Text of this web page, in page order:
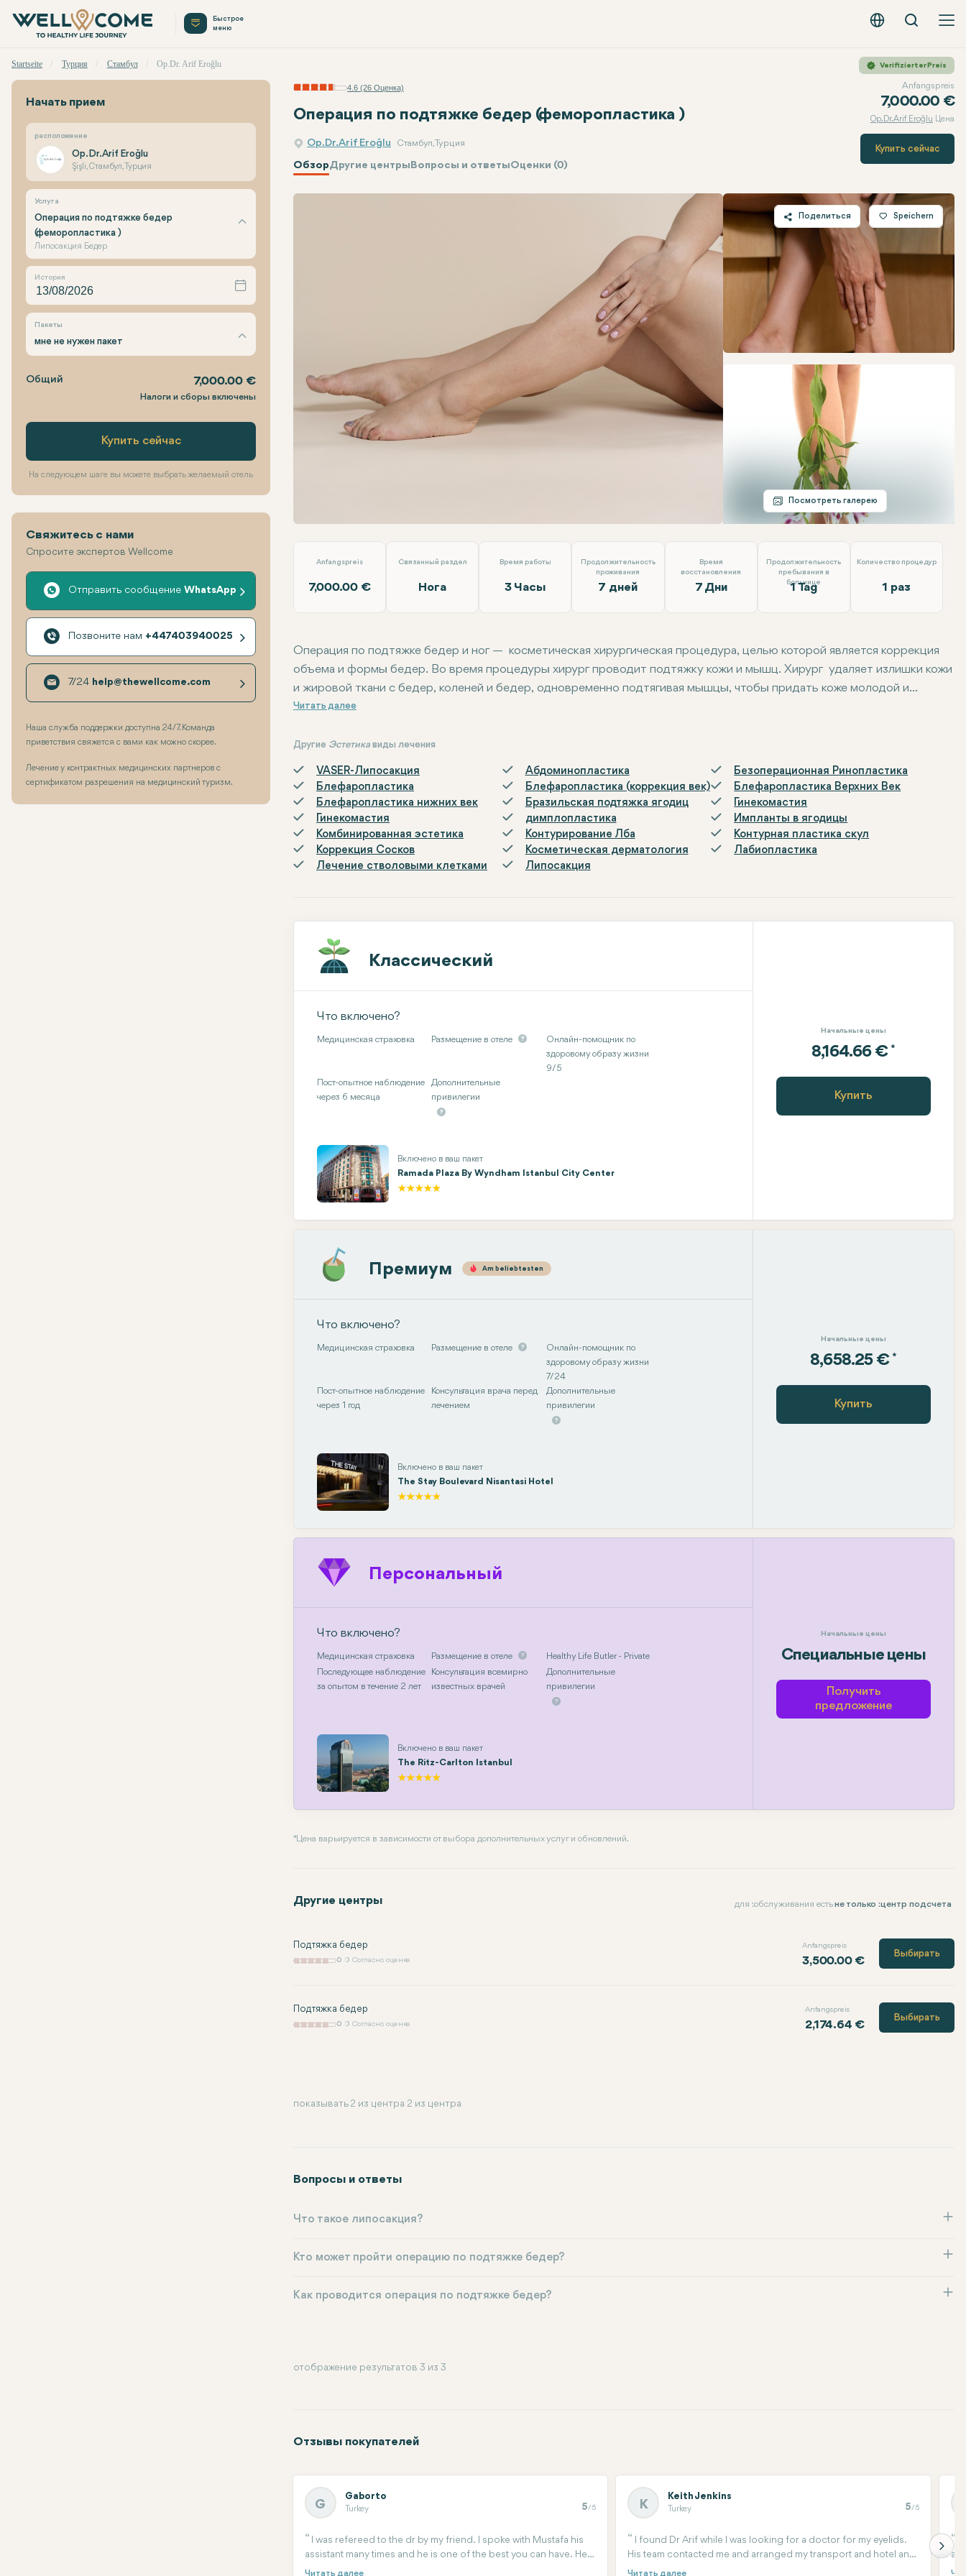
Русский - EUR
Вызов
Быстрое
меню
Startseite Турция Стамбул Op.Dr. Arif Eroğlu
4.6 (26 Оценка)
Операция по подтяжке бедер (феморопластика )
Op.Dr. Arif Eroğlu Стамбул, Турция
ОбзорДругие центрыВопросы и ответыОценки (0)
Verifizierter Preis
Anfangspreis
7,000.00 €
Op.Dr. Arif Eroğlu Цена
Купить сейчас
Поделиться
Twitter
Facebook
Электронная почта
Speichern
Посмотреть галерею
Anfangspreis
7,000.00 €
Связанный раздел
Нога
Время работы
3 Часы
Продолжительность
проживания
7 дней
Время
восстановления
7 Дни
Продолжительность
пребывания в
больнице
1 Tag
Количество процедур
1 раз
Операция по подтяжке бедер и ног — косметическая хирургическая процедура, целью которой является коррекция
объема и формы бедер. Во время процедуры хирург проводит подтяжку кожи и мышц. Хирург удаляет излишки кожи
и жировой ткани с бедер, коленей и бедер, одновременно подтягивая мышцы, чтобы придать коже молодой и
упругий вид. Эта операция устраняет нежелательные деформации ног, обеспечивая четкий контур тела.
Другие Эстетика виды лечения
VASER-Липосакция Абдоминопластика
Безоперационная Ринопластика
Блефаропластика
Блефаропластика (коррекция век)
Блефаропластика Верхних Век
Блефаропластика нижних век
Бразильская подтяжка ягодиц
Гинекомастия
Гинекомастия
димплопластика
Импланты в ягодицы
Комбинированная эстетика
Контурирование Лба
Контурная пластика скул
Коррекция Сосков
Косметическая дерматология
Лабиопластика
Лечение стволовыми клетками
Липосакция
Классический
Что включено?
Медицинская страховка Размещение в отеле
Онлайн-помощник по
здоровому образу жизни
9/5
Пост-опытное наблюдение
через 6 месяца
Дополнительные
привилегии
Включено в ваш пакет
Ramada Plaza By Wyndham Istanbul City Center
Начальные цены
8,164.66 € *
Купить
Премиум Am beliebtesten
Что включено?
Медицинская страховка Размещение в отеле
Онлайн-помощник по
здоровому образу жизни
7/24
Пост-опытное наблюдение
через 1 год
Консультация врача перед
лечением
Дополнительные
привилегии
Включено в ваш пакет
The Stay Boulevard Nisantasi Hotel
Начальные цены
8,658.25 € *
Купить
Персональный
Что включено?
Медицинская страховка Размещение в отеле
Healthy Life Butler - Private
Последующее наблюдение
за опытом в течение 2 лет
Консультация всемирно
известных врачей
Дополнительные
привилегии
Включено в ваш пакет
The Ritz-Carlton Istanbul
Начальные цены
Специальные цены
Получить
предложение
* Цена варьируется в зависимости от выбора дополнительных услуг и обновлений.
Другие центры для :обслуживания естьне только :центр подсчета
Подтяжка бедер
0 0 Согласно оценке
Anfangspreis
3,500.00 €
Выбирать
Подтяжка бедер
0 0 Согласно оценке
Anfangspreis
2,174.64 €
Выбирать
показывать 2 из центра 2 из центра
Вопросы и ответы
Что такое липосакция?
Кто может пройти операцию по подтяжке бедер?
Как проводится операция по подтяжке бедер?
отображение результатов 3 из 3
Отзывы покупателей
G
Gaborto
Turkey 5/5
I was refereed to the dr by my friend. I spoke with Mustafa his
assistant many times and he is one of the best you can have. He
walked me through of all the procedure, help me woth arrival the
K
Keith Jenkins
Turkey 5/5
I found Dr Arif while I was looking for a doctor for my eyelids.
His team contacted me and arranged my transport and hotel and
I had my surgery 3 days ago. It's currently a bit swollen but I'm
Начать прием
расположение
Op.Dr. Arif Eroğlu
Şişli, Стамбул, Турция
Услуга
Операция по подтяжке бедер
(феморопластика )
Липосакция Бедер
История
Пакеты
мне не нужен пакет
Общий 7,000.00 €
Налоги и сборы включены
Купить сейчас
На следующем шаге вы можете выбрать желаемый отель
Свяжитесь с нами
Спросите экспертов Wellcome
Отправить сообщение WhatsApp
Позвоните нам +447403940025
7/24 help@thewellcome.com
Наша служба поддержки доступна 24/7. Команда
приветствия свяжется с вами как можно скорее.
Лечение у контрактных медицинских партнеров с
сертификатом разрешения на медицинский туризм.